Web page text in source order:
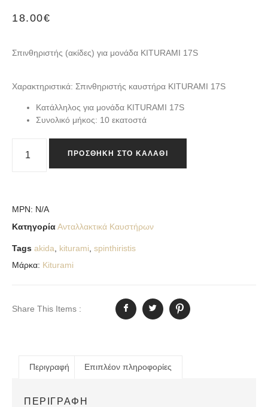
18.00€
Σπινθηριστής (ακίδες) για μονάδα KITURAMI 17S
Χαρακτηριστικά: Σπινθηριστής καυστήρα KITURAMI 17S
Κατάλληλος για μονάδα KITURAMI 17S
Συνολικό μήκος: 10 εκατοστά
ΠΡΟΣΘΉΚΗ ΣΤΟ ΚΑΛΆΘΙ
MPN: N/A
ΚατηγορίαΑνταλλακτικά Καυστήρων
Tags akida kiturami spinthiristis
Μάρκα: Kiturami
Share This Items :
Περιγραφή Επιπλέον πληροφορίες
ΠΕΡΙΓΡΑΦΉ